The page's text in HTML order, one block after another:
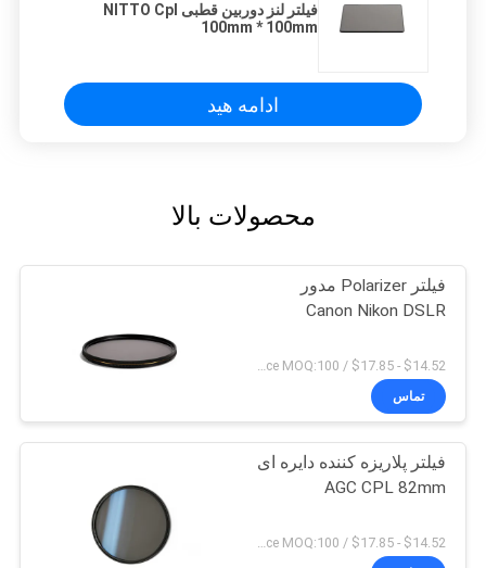
فیلتر لنز دوربین قطبی NITTO Cpl
100mm * 100mm
ادامه هید
محصولات بالا
فیلتر Polarizer مدور
Canon Nikon DSLR
$14.52 - $17.85 / Piece MOQ:100
تماس
فیلتر پلاریزه کننده دایره ای
AGC CPL 82mm